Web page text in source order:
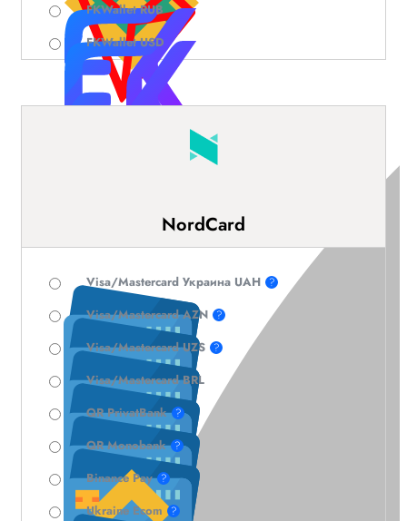
FKWallet RUB
FKWallet USD
NordCard
Visa/Mastercard Украина UAH ?
Visa/Mastercard AZN ?
Visa/Mastercard UZS ?
Visa/Mastercard BRL
QR PrivatBank ?
QR Monobank ?
Binance Pay ?
Ukraine Ecom ?